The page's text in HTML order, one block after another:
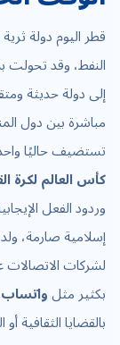
قطر اليوم دولة
النفط، وقد تحولت
إلى دولة حديثة
مباشرة بين دول
تستضيف حاليًا
كأس العالم لكرة
وردود الفعل
إسلامية صارمة،
بكثير مثلواتساب
بالقضايا الثقافية